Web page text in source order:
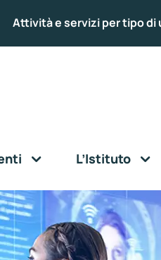
Attività e servizi per tipo
L’Istituto